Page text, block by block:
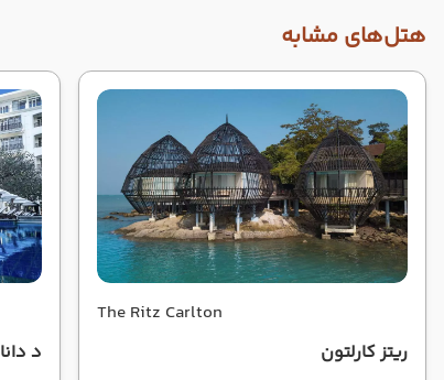
هتل‌های مشابه
The Ritz Carlton
ریتز کارلتون
د دانا